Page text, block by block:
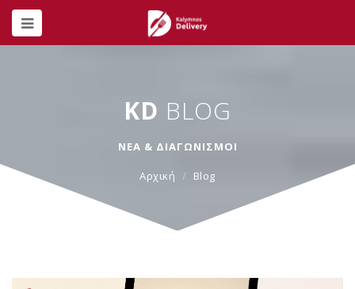
KD BLOG
ΝΕΑ & ΔΙΑΓΩΝΙΣΜΟΙ
Αρχική Blog